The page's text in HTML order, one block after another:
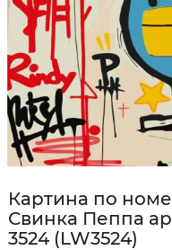
Картина по
Свинка Пеппа
3524 (LW3524)